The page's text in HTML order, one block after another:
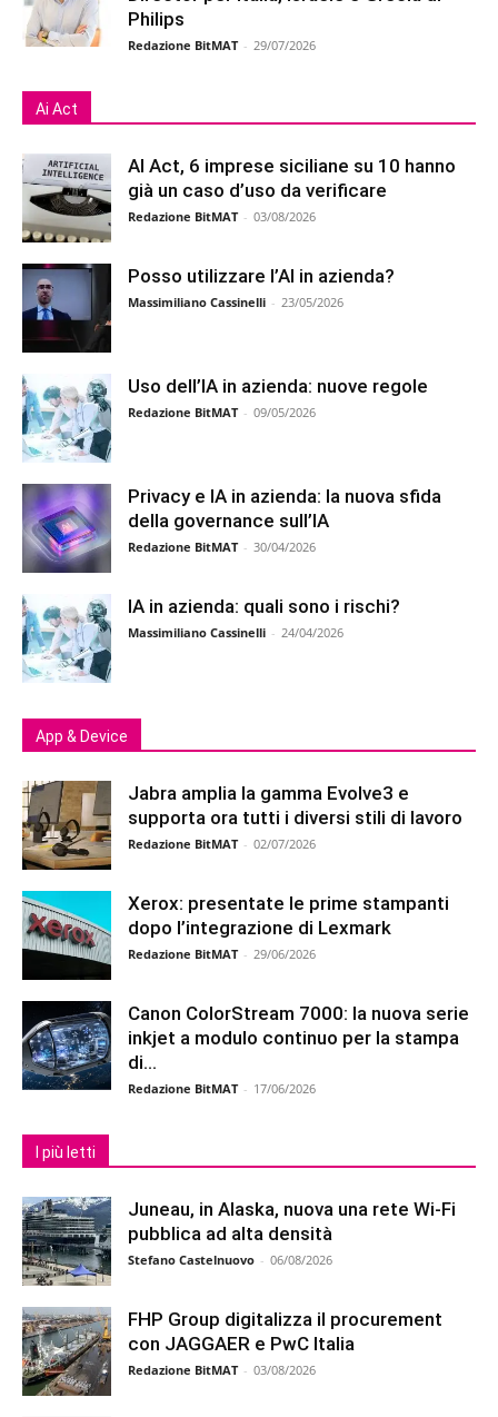
Philips
Redazione BitMAT - 29/07/2026
Ai Act
AI Act, 6 imprese siciliane su 10 hanno
già un caso d’uso da verificare
Redazione BitMAT - 03/08/2026
Posso utilizzare l’AI in azienda?
Massimiliano Cassinelli - 23/05/2026
Uso dell’IA in azienda: nuove regole
Redazione BitMAT - 09/05/2026
Privacy e IA in azienda: la nuova sfida
della governance sull’IA
Redazione BitMAT - 30/04/2026
IA in azienda: quali sono i rischi?
Massimiliano Cassinelli - 24/04/2026
App & Device
Jabra amplia la gamma Evolve3 e
supporta ora tutti i diversi stili di lavoro
Redazione BitMAT - 02/07/2026
Xerox: presentate le prime stampanti
dopo l’integrazione di Lexmark
Redazione BitMAT - 29/06/2026
Canon ColorStream 7000: la nuova serie
inkjet a modulo continuo per la stampa
di...
Redazione BitMAT - 17/06/2026
I più letti
Juneau, in Alaska, nuova una rete Wi-Fi
pubblica ad alta densità
Stefano Castelnuovo - 06/08/2026
FHP Group digitalizza il procurement
con JAGGAER e PwC Italia
Redazione BitMAT - 03/08/2026